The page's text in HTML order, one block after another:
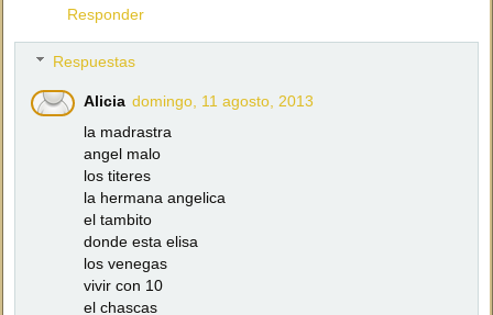
Responder
Respuestas
Alicia domingo, 11 agosto, 2013
la madrastra
angel malo
los titeres
la hermana angelica
el tambito
donde esta elisa
los venegas
vivir con 10
el chascas